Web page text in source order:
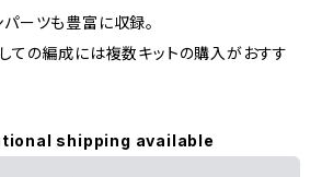
ーツも豊富に収録。
ての編成には複数キットの購入がおすす
shipping available